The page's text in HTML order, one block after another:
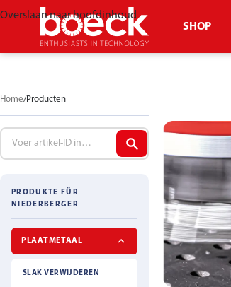
Overslaan naar hoofdinhoud
SHOP
Home Producten
PRODUKTE FÜR
NIEDERBERGER
PLAATMETAAL
SLAK VERWIJDEREN